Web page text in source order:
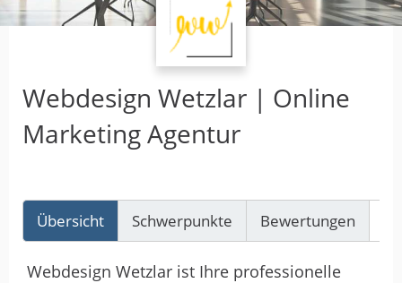
Webdesign Wetzlar | Online
Marketing Agentur
Übersicht Schwerpunkte Bewertungen
Webdesign Wetzlar ist Ihre professionelle